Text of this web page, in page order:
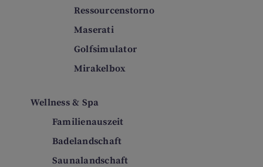
Ressourcenstorno
Maserati
Golfsimulator
Mirakelbox
Wellness & Spa
Familienauszeit
Badelandschaft
Saunalandschaft